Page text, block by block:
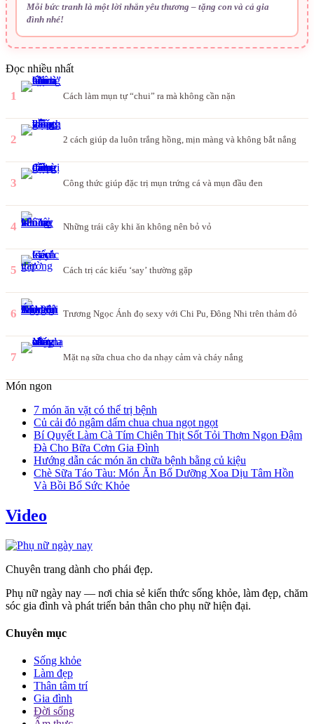
Mỗi bức tranh là một lời nhắn yêu thương – tặng con và cả gia
đình nhé!
Đọc nhiều nhất
1 Cách làm mụn tự “chui” ra mà không cần nặn
2 2 cách giúp da luôn trắng hồng, mịn màng và không bắt nắng
3 Công thức giúp đặc trị mụn trứng cá và mụn đầu đen
4 Những trái cây khi ăn không nên bỏ vỏ
5 Cách trị các kiểu ‘say’ thường gặp
6 Trương Ngọc Ánh đọ sexy với Chi Pu, Đông Nhi trên thảm đỏ
7 Mặt nạ sữa chua cho da nhạy cảm và cháy nắng
Món ngon
7 món ăn vặt có thể trị bệnh
Củ cải đỏ ngâm dấm chua chua ngọt ngọt
Bí Quyết Làm Cà Tím Chiên Thịt Sốt Tỏi Thơm Ngon Đậm
Đà Cho Bữa Cơm Gia Đình
Hướng dẫn các món ăn chữa bệnh bằng củ kiệu
Chè Sữa Táo Tàu: Món Ăn Bổ Dưỡng Xoa Dịu Tâm Hồn
Và Bồi Bổ Sức Khỏe
Video
Chuyên trang dành cho phái đẹp.
Phụ nữ ngày nay — nơi chia sẻ kiến thức sống khỏe, làm đẹp, chăm
sóc gia đình và phát triển bản thân cho phụ nữ hiện đại.
Chuyên mục
Sống khỏe
Làm đẹp
Thân tâm trí
Gia đình
Đời sống